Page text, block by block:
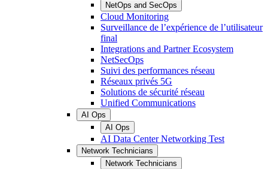
NetOps and SecOps
Cloud Monitoring
Surveillance de l’expérience de l’utilisateur
final
Integrations and Partner Ecosystem
NetSecOps
Suivi des performances réseau
Réseaux privés 5G
Solutions de sécurité réseau
Unified Communications
AI Ops
AI Ops
AI Data Center Networking Test
Network Technicians
Network Technicians